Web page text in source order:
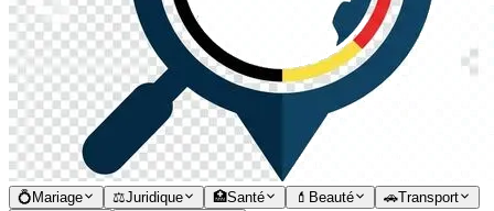
💍 Mariage ⚖️Juridique 🏥Santé 💄 Beauté 🚗Transport